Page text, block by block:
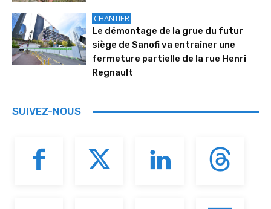
CHANTIER
Le démontage de la grue du futur
siège de Sanofi va entraîner une
fermeture partielle de la rue Henri
Regnault
SUIVEZ-NOUS